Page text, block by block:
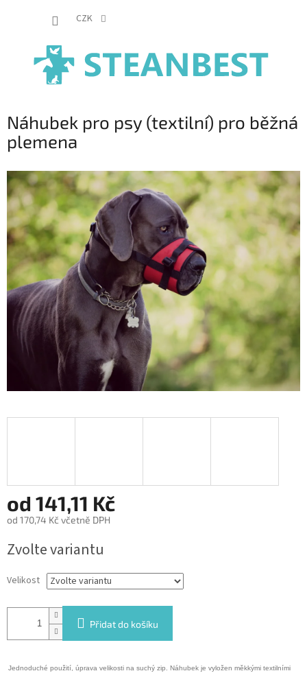
CZK
Náhubek pro psy (textilní) pro běžná
plemena
od 141,11 Kč
od 170,74 Kčvčetně DPH
cena:
Zvolte variantu
Velikost
Přidat do košíku
Jednoduché použití, úprava velikosti na suchý zip. Náhubek je vyložen měkkými textilními